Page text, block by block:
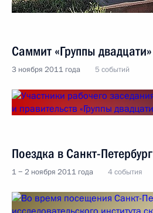
Саммит «Группы двадцати»
3 ноября 2011 года 5 событий
Поездка в Санкт-Петербург
1 − 2 ноября 2011 года 4 события